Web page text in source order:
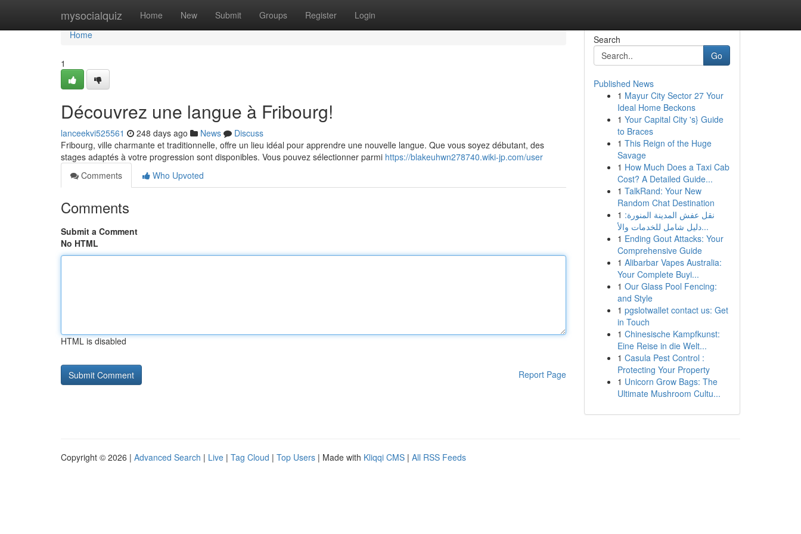
mysocialquiz Home New Submit Groups Register Login
Home
Home
1
Découvrez une langue à Fribourg!
lanceekvi525561 248 days ago News
Discuss
Fribourg, ville charmante et traditionnelle, offre un lieu idéal pour apprendre une nouvelle langue. Que vous soyez débutant, des
stages adaptés à votre progression sont disponibles. Vous pouvez sélectionner parmi https://blakeuhwn278740.wiki-jp.com/user
Comments
Who Upvoted
Comments
Submit a Comment
No HTML
HTML is disabled
Report Page
Search
Go
Published News
1 Mayur City Sector 27 Your
Ideal Home Beckons
1 Your Capital City 's} Guide
to Braces
1 This Reign of the Huge
Savage
1 How Much Does a Taxi Cab
Cost? A Detailed Guide...
1 TalkRand: Your New
Random Chat Destination
1 نقل عفش المدينة المنورة:
دليل شامل للخدمات والأ...
1 Ending Gout Attacks: Your
Comprehensive Guide
1 Alibarbar Vapes Australia:
Your Complete Buyi...
1 Our Glass Pool Fencing:
and Style
1 pgslotwallet contact us: Get
in Touch
1 Chinesische Kampfkunst:
Eine Reise in die Welt...
1 Casula Pest Control :
Protecting Your Property
1 Unicorn Grow Bags: The
Ultimate Mushroom Cultu...
Copyright © 2026 | Advanced Search | Live | Tag Cloud | Top Users | Made with Kliqqi CMS | All RSS Feeds